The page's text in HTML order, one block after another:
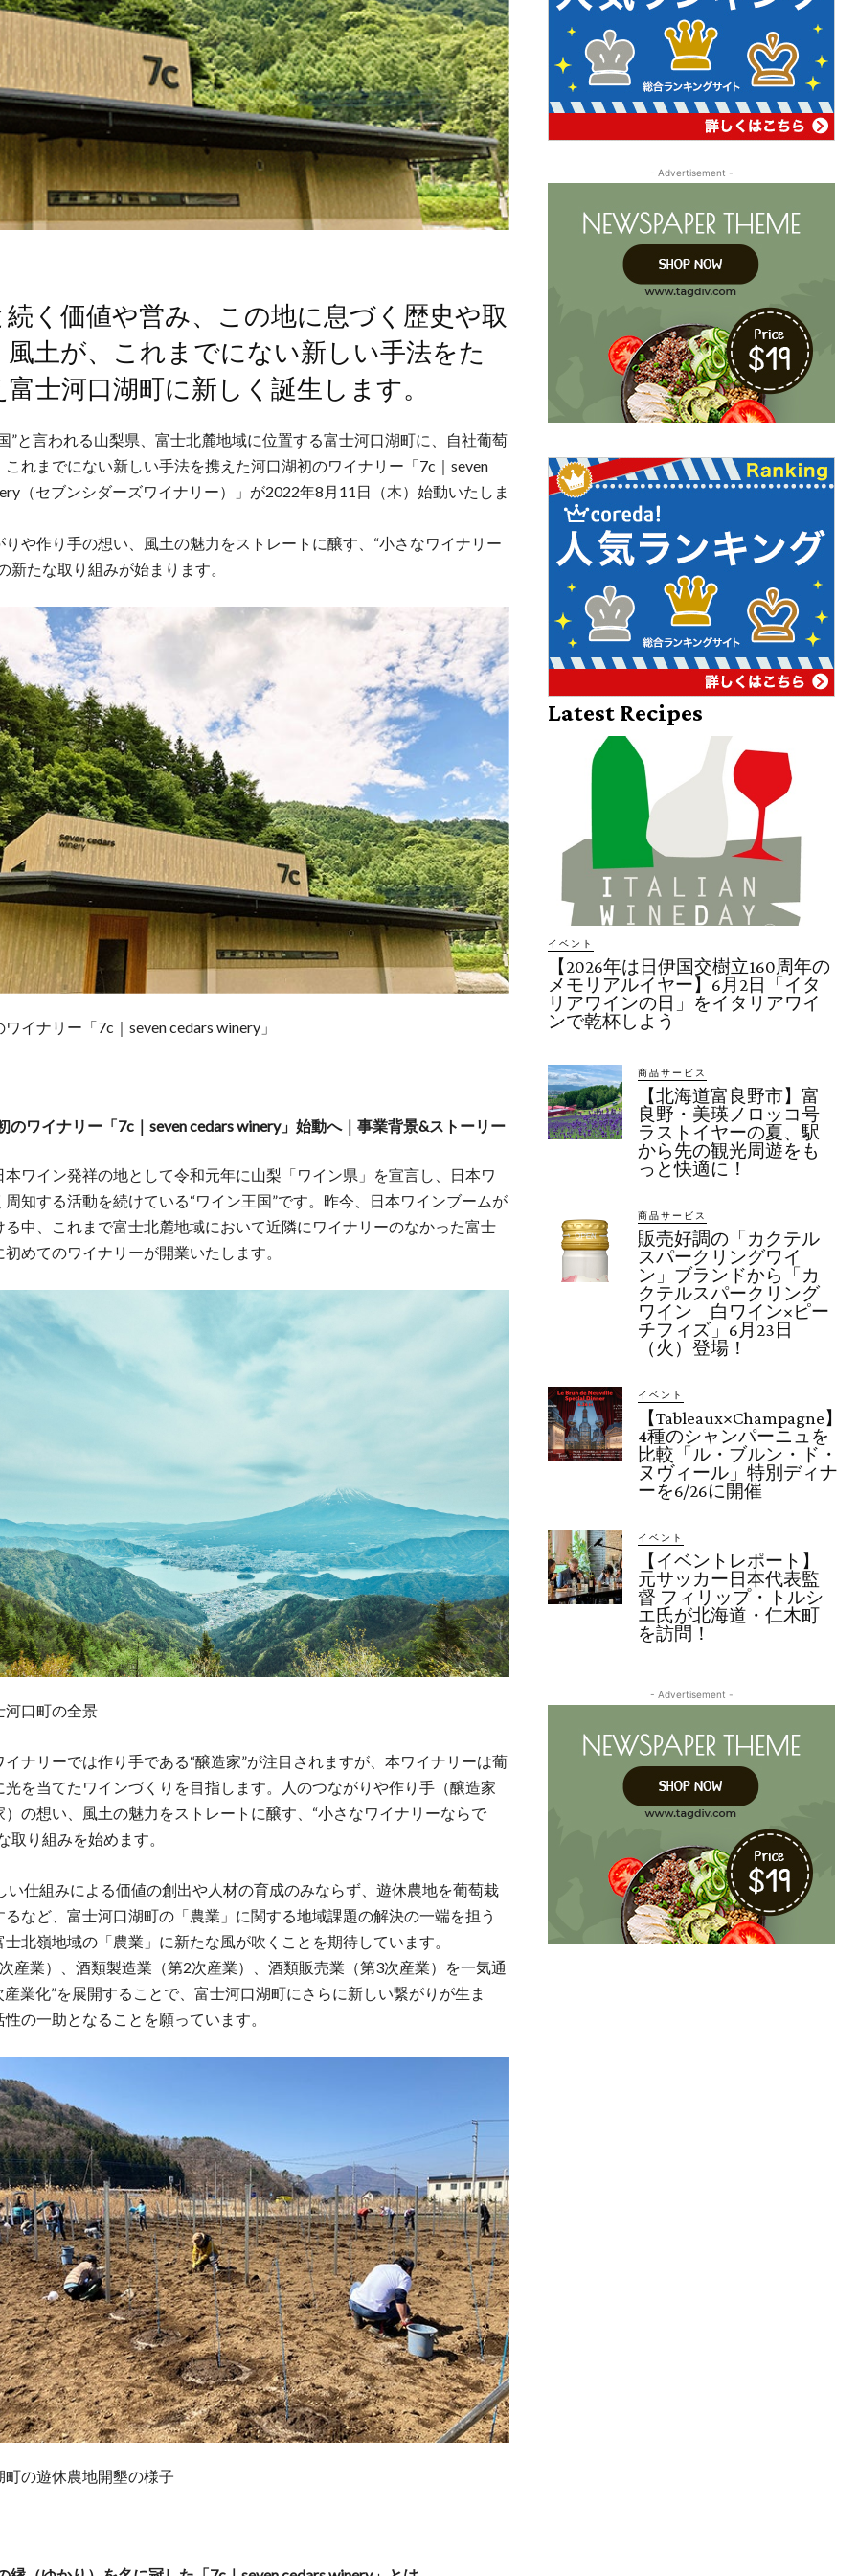
続く価値や営み、この地に息づく歴史や取
風土が、これまでにない新しい手法をた
士河口湖町に新しく誕生します。
”と言われる山梨県、富士北麓地域に位置する富士河口湖町に、自社葡萄
これまでにない新しい手法を携えた河口湖初のワイナリー「7c｜seven
（セブンシダーズワイナリー）」が2022年8月11日（木）始動いたしま
りや作り手の想い、風土の魅力をストレートに醸す、“小さなワイナリー
新たな取り組みが始まります。
イナリー「7c｜seven cedars winery」
のワイナリー「7c｜seven cedars winery」始動へ｜事業背景&ストーリー
本ワイン発祥の地として令和元年に山梨「ワイン県」を宣言し、日本ワ
周知する活動を続けている“ワイン王国”です。昨今、日本ワインブームが
る中、これまで富士北麓地域において近隣にワイナリーのなかった富士
めてのワイナリーが開業いたします。
河口町の全景
イナリーでは作り手である“醸造家”が注目されますが、本ワイナリーは葡
光を当てたワインづくりを目指します。人のつながりや作り手（醸造家
）の想い、風土の魅力をストレートに醸す、“小さなワイナリーならで
取り組みを始めます。
い仕組みによる価値の創出や人材の育成のみならず、遊休農地を葡萄栽
るなど、富士河口湖町の「農業」に関する地域課題の解決の一端を担う
北嶺地域の「農業」に新たな風が吹くことを期待しています。
産業）、酒類製造業（第2次産業）、酒類販売業（第3次産業）を一気通
産業化”を展開することで、富士河口湖町にさらに新しい繋がりが生ま
の一助となることを願っています。
町の遊休農地開墾の様子
- Advertisement -
Latest Recipes
イベント
【2026年は日伊国交樹立160周年の
メモリアルイヤー】6月2日「イタ
リアワインの日」をイタリアワイ
ンで乾杯しよう
商品サービス
【北海道富良野市】富
良野・美瑛ノロッコ号
ラストイヤーの夏、駅
から先の観光周遊をも
っと快適に！
商品サービス
販売好調の「カクテル
スパークリングワイ
ン」ブランドから「カ
クテルスパークリング
ワイン 白ワイン×ピー
チフィズ」6月23日
（火）登場！
イベント
【Tableaux×Champagne】
4種のシャンパーニュを
比較「ル・ブルン・ド・
ヌヴィール」特別ディナ
ーを6/26に開催
イベント
【イベントレポート】
元サッカー日本代表監
督 フィリップ・トルシ
エ氏が北海道・仁木町
を訪問！
- Advertisement -